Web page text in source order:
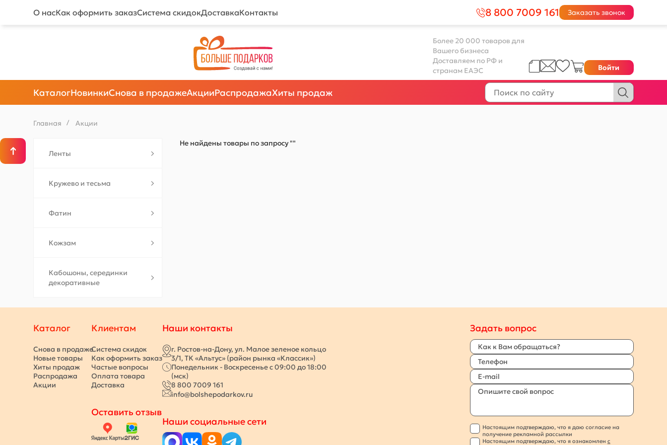
О насКак оформить заказСистема скидокДоставкаКонтакты 8 800 7009 161 Заказать звонок
Более 20 000 товаров для
Вашего бизнеса
Доставляем по РФ и
странам ЕАЭС
Войти
КаталогНовинкиСнова в продажеАкцииРаспродажаХиты продаж
Главная / Акции
Ленты
Кружево и тесьма
Фатин
Кожзам
Кабошоны, серединки
декоративные
Не найдены товары по запросу ""
Каталог
Снова в продаже
Новые товары
Хиты продаж
Распродажа
Акции
Клиентам
Система скидок
Как оформить заказ
Частые вопросы
Оплата товара
Доставка
Оставить отзыв
Наши контакты
г. Ростов-на-Дону, ул. Малое зеленое кольцо
3/1, ТК «Альтус» (район рынка «Классик»)
Понедельник - Воскресенье с 09:00 до 18:00
(мск)
8 800 7009 161
info@bolshepodarkov.ru
Наши социальные сети
Задать вопрос
Настоящим подтверждаю, что я даю согласие на
получение рекламной рассылки
Настоящим подтверждаю, что я ознакомлен с